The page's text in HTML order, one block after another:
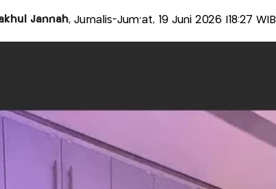
Jannah, Jurnalis-Jum'at, 19 Juni 2026 |18:27 WIB